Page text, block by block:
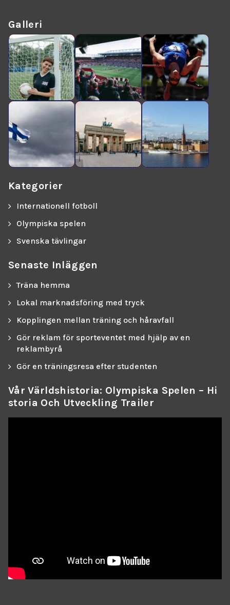
Galleri
Kategorier
Internationell fotboll
Olympiska spelen
Svenska tävlingar
Senaste Inläggen
Träna hemma
Lokal marknadsföring med tryck
Kopplingen mellan träning och håravfall
Gör reklam för sporteventet med hjälp av en
reklambyrå
Gör en träningsresa efter studenten
Vår Världshistoria: Olympiska Spelen – Hi
Storia Och Utveckling Trailer